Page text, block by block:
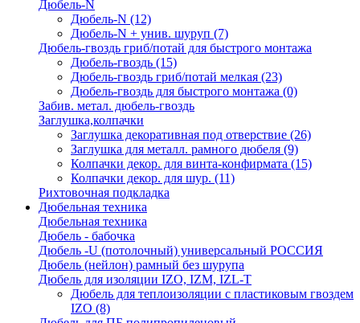
Дюбель-N
Дюбель-N (12)
Дюбель-N + унив. шуруп (7)
Дюбель-гвоздь гриб/потай для быстрого монтажа
Дюбель-гвоздь (15)
Дюбель-гвоздь гриб/потай мелкая (23)
Дюбель-гвоздь для быстрого монтажа (0)
Забив. метал. дюбель-гвоздь
Заглушка,колпачки
Заглушка декоративная под отверствие (26)
Заглушка для металл. рамного дюбеля (9)
Колпачки декор. для винта-конфирмата (15)
Колпачки декор. для шур. (11)
Рихтовочная подкладка
Дюбельная техника
Дюбельная техника
Дюбель - бабочка
Дюбель -U (потолочный) универсальный РОССИЯ
Дюбель (нейлон) рамный без шурупа
Дюбель для изоляции IZO, IZM, IZL-T
Дюбель для теплоизоляции с пластиковым гвоздем
IZO (8)